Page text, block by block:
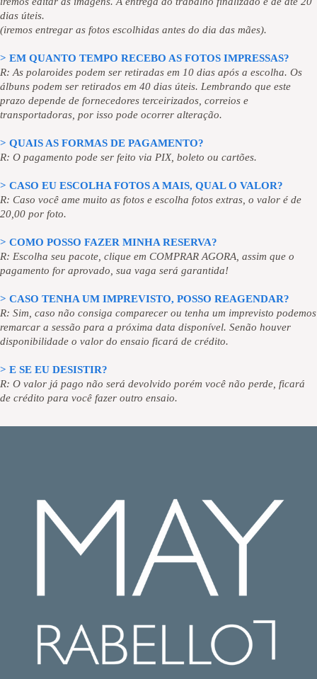
dias úteis.
(iremos entregar as fotos escolhidas antes do dia das mães).
> EM QUANTO TEMPO RECEBO AS FOTOS IMPRESSAS?
R: As polaroides podem ser retiradas em 10 dias após a escolha. Os
álbuns podem ser retirados em 40 dias úteis. Lembrando que este
prazo depende de fornecedores terceirizados, correios e
transportadoras, por isso pode ocorrer alteração.
> QUAIS AS FORMAS DE PAGAMENTO?
R: O pagamento pode ser feito via PIX, boleto ou cartões.
> CASO EU ESCOLHA FOTOS A MAIS, QUAL O VALOR?
R: Caso você ame muito as fotos e escolha fotos extras, o valor é de
20,00 por foto.
> COMO POSSO FAZER MINHA RESERVA?
R: Escolha seu pacote, clique em COMPRAR AGORA, assim que o
pagamento for aprovado, sua vaga será garantida!
> CASO TENHA UM IMPREVISTO, POSSO REAGENDAR?
R: Sim, caso não consiga comparecer ou tenha um imprevisto podemos
remarcar a sessão para a próxima data disponível. Senão houver
disponibilidade o valor do ensaio ficará de crédito.
> E SE EU DESISTIR?
R: O valor já pago não será devolvido porém você não perde, ficará
de crédito para você fazer outro ensaio.